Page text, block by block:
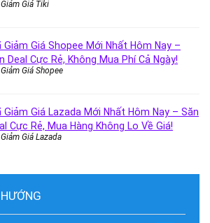
Giá Tiki
Giảm Giá Shopee Mới Nhất Hôm Nay –
Deal Cực Rẻ, Không Mua Phí Cả Ngày!
Giá Shopee
Giảm Giá Lazada Mới Nhất Hôm Nay – Săn
Cực Rẻ, Mua Hàng Không Lo Về Giá!
Giá Lazada